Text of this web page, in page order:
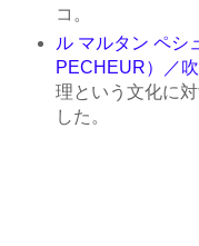
コ。
ル マルタン ペシ
PECHEUR）／吹
理という文化に
した。